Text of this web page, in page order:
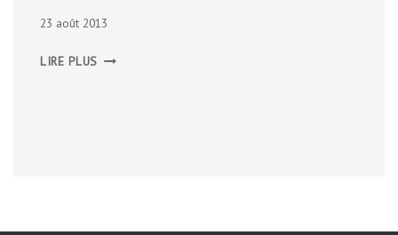
23 août 2013
LIRE PLUS BURREN